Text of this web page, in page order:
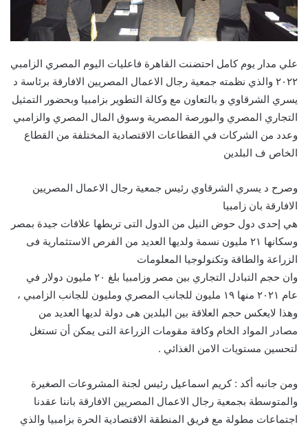
علي مدار يوم كامل احتضنت القاهرة فاعليات اليوم المصري الزامبي
٢٠٢٢ والذي نظمته جمعية رجال الاعمال المصريين الافارقة برئاسة د
يسري الشرقاوي و بالتعاون مع وكالة التطوير بزامبيا وبحضور التمثيل
التجاري المصري والبورصة المصرية وسوق المال المصري والزامبي
وعدد من الشركات في القطاعات الاقتصادية المختلفة من القطاع
الخاص ف البلدين
وصرح د يسري الشرقاوي رئيس جمعية رجال الاعمال المصريين
الافارقة بان زامبيا
هي إحدى دول حوض النيل من الدول التى تربطها علاقات جيدة بمصر
وسكانها ٢١ مليون نسمة ولديها العديد من الفرص الاستثمارية فى
الزراعة والطاقة وتكنولوجيا المعلومات
وان حجم التبادل التجاري بين مصر وزامبيا بلغ ٢٠ مليون دولار في
عام ٢٠٢١ منها ١٩ مليون للجانب المصري ومليون للجانب الزامبي ،
وهذا لايعكس حجم العلاقة بين البلدين هى دولة لديها العديد من
مصادر المواد الخام وكافة مقومات الزراعة التى يمكن أن تستغل
لتحسين مستويات الامن الغذائي .
ومن جانبه أكد : كريم اسماعيل رئيس لجنة المشروعات الصغيرة
والمتوسطة بجمعية رجال الاعمال المصريين الافارقة باننا عقدنا
اجتماعات مطولة مع فريق المنطقة الاقتصادية الحرة بزامبيا والذي